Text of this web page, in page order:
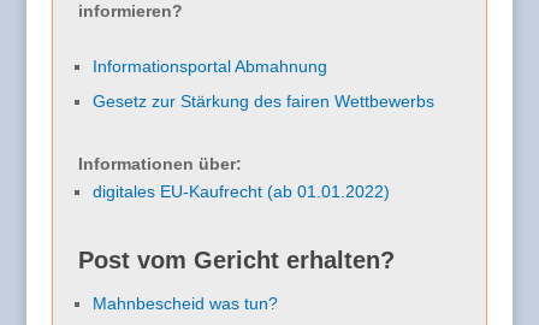
informieren?
Informationsportal Abmahnung
Gesetz zur Stärkung des fairen Wettbewerbs
Informationen über:
digitales EU-Kaufrecht (ab 01.01.2022)
Post vom Gericht erhalten?
Mahnbescheid was tun?